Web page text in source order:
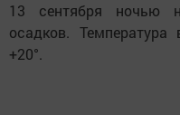
13 сентября ночью
осадков.
+20°.